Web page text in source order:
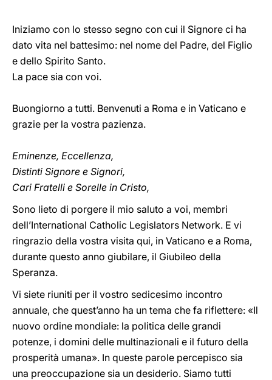
Iniziamo con lo stesso segno con cui il Signore ci ha
dato vita nel battesimo: nel nome del Padre, del Figlio
e dello Spirito Santo.
La pace sia con voi.
Buongiorno a tutti. Benvenuti a Roma e in Vaticano e
grazie per la vostra pazienza.
Eminenze, Eccellenza,
Distinti Signore e Signori,
Cari Fratelli e Sorelle in Cristo,
Sono lieto di porgere il mio saluto a voi, membri
dell’International Catholic Legislators Network. E vi
ringrazio della vostra visita qui, in Vaticano e a Roma,
durante questo anno giubilare, il Giubileo della
Speranza.
Vi siete riuniti per il vostro sedicesimo incontro
annuale, che quest’anno ha un tema che fa riflettere: «Il
nuovo ordine mondiale: la politica delle grandi
potenze, i domini delle multinazionali e il futuro della
prosperità umana». In queste parole percepisco sia
una preoccupazione sia un desiderio. Siamo tutti